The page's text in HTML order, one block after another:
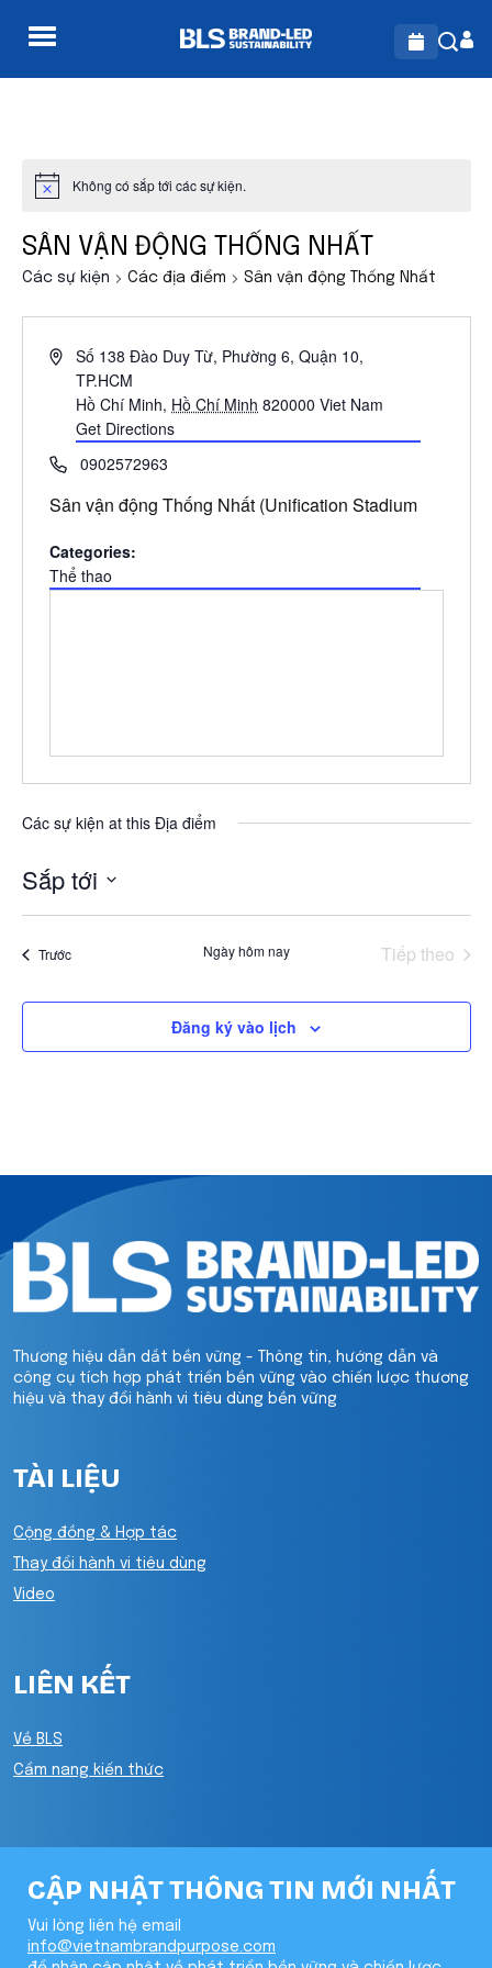
Notice Không có sắp tới các sự kiện.
SÂN VẬN ĐỘNG THỐNG NHẤT
Các sự kiện Các địa điểm Sân vận động Thống Nhất
AddressSố 138 Đào Duy Từ, Phường 6, Quận 10,
TP.HCM
Hồ Chí Minh, Hồ Chí Minh 820000 Viet Nam
Get Directions
Phone0902572963
Sân vận động Thống Nhất (Unification Stadium
Categories:
Thể thao
Các sự kiện at this Địa điểm
Sắp tới
TrướcCác sự kiện Ngày hôm nay
Tiếp theo
Đăng ký vào lịch
Thương hiệu dẫn dắt bền vững - Thông tin, hướng dẫn và
công cụ tích hợp phát triển bền vững vào chiến lược thương
hiệu và thay đổi hành vi tiêu dùng bền vững
TÀI LIỆU
Cộng đồng & Hợp tác
Thay đổi hành vi tiêu dùng
Video
LIÊN KẾT
Về BLS
Cẩm nang kiến thức
CẬP NHẬT THÔNG TIN MỚI NHẤT
Vui lòng liên hệ email
info@vietnambrandpurpose.com